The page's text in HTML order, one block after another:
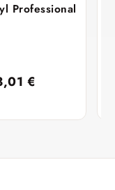
Professional
€